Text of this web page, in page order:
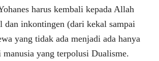
harus kembali kepada Allah
dan inkontingen (dari kekal sampai
yang tidak ada menjadi ada hanya
manusia yang terpolusi Dualisme.